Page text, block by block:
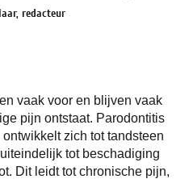
redacteur
vaak voor en blijven vaak
pijn ontstaat. Parodontitis
zich tot tandsteen
tot beschadiging
Dit leidt tot chronische pijn,